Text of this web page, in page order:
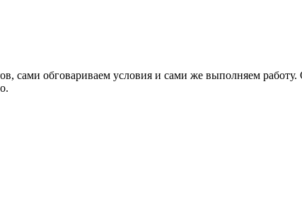
обговариваем условия и сами же выполняем работу.